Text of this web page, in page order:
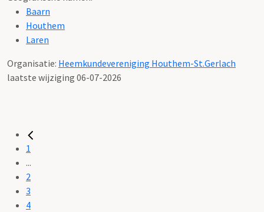
Baarn
Houthem
Laren
Organisatie: Heemkundevereniging Houthem-St.Gerlach
laatste wijziging 06-07-2026
1
...
2
3
4